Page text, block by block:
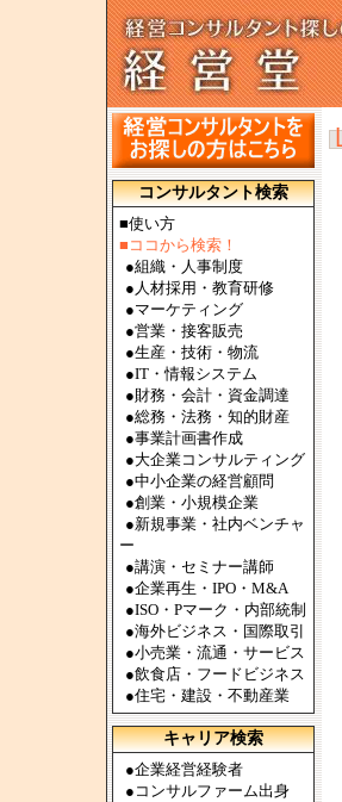
コンサルタント検索
■使い方
■ココから検索！
●組織・人事制度
● 人材採用・教育研修
●マーケティング
●営業・接客販売
●生産・技術・物流
●IT・情報システム
●財務・会計・資金調達
●総務・法務・知的財産
●事業計画書作成
●大企業コンサルティング
●中小企業の経営顧問
●創業・小規模企業
●新規事業・社内ベンチャ
ー
●講演・セミナー講師
●企業再生・IPO・M&A
●ISO・Pマーク・内部統制
●海外ビジネス・国際取引
●小売業・流通・サービス
●飲食店・フードビジネス
●住宅・建設・不動産業
キャリア検索
●企業経営経験者
● コンサルファーム出身